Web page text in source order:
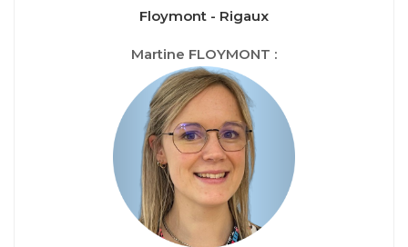
Floymont - Rigaux
Martine FLOYMONT :